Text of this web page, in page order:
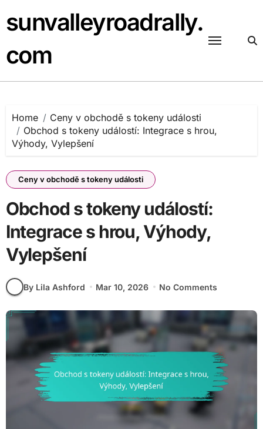
to
content
sunvalleyroadrally.
com
Home
Ceny v obchodě s tokeny události
Obchod s tokeny událostí: Integrace s hrou,
Výhody, Vylepšení
Ceny v obchodě s tokeny události
Obchod s tokeny událostí:
Integrace s hrou, Výhody,
Vylepšení
By Lila Ashford Mar 10, 2026 No Comments